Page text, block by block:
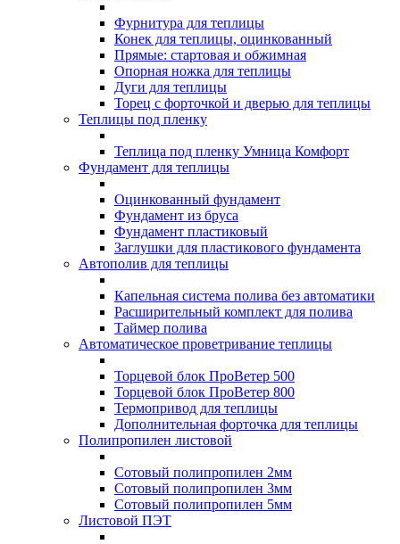
Фурнитура для теплицы
Конек для теплицы, оцинкованный
Прямые: стартовая и обжимная
Опорная ножка для теплицы
Дуги для теплицы
Торец с форточкой и дверью для теплицы
Теплицы под пленку
Теплица под пленку Умница Комфорт
Фундамент для теплицы
Оцинкованный фундамент
Фундамент из бруса
Фундамент пластиковый
Заглушки для пластикового фундамента
Автополив для теплицы
Капельная система полива без автоматики
Расширительный комплект для полива
Таймер полива
Автоматическое проветривание теплицы
Торцевой блок ПроВетер 500
Торцевой блок ПроВетер 800
Термопривод для теплицы
Дополнительная форточка для теплицы
Полипропилен листовой
Сотовый полипропилен 2мм
Сотовый полипропилен 3мм
Сотовый полипропилен 5мм
Листовой ПЭТ